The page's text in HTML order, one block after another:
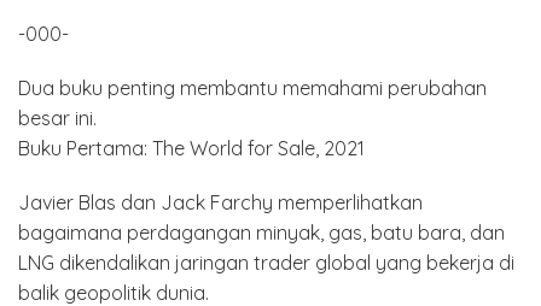
-000-
Dua buku penting membantu memahami perubahan
besar ini.
Buku Pertama: The World for Sale, 2021
Javier Blas dan Jack Farchy memperlihatkan
bagaimana perdagangan minyak, gas, batu bara, dan
LNG dikendalikan jaringan trader global yang bekerja di
balik geopolitik dunia.